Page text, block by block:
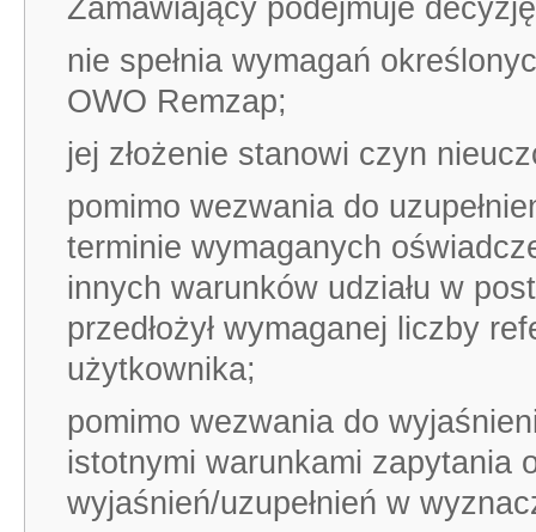
Zamawiający podejmuje
nie spełnia wymagań
OWO Remzap;
jej złożenie stanowi czyn
pomimo wezwania do
terminie wymaganych
innych warunków udziału w
przedłożył wymaganej liczby
użytkownika;
pomimo wezwania do
istotnymi warunkami zapytania
wyjaśnień/uzupełnień w